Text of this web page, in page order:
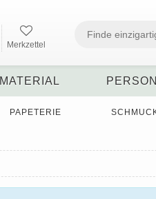
Merkzettel
MATERIAL
PAPETERIE